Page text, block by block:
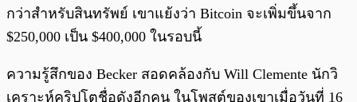
กว่าสำหรับสินทรัพย์ เขาแย้งว่า Bitcoin จะเพิ่มขึ้นจาก
$250,000 เป็น $400,000 ในรอบนี้
ความรู้สึกของ Becker สอดคล้องกับ Will Clemente นักวิ
เคราะห์คริปโตชื่อดังอีกคน ในโพสต์ของเขาเมื่อวันที่ 16